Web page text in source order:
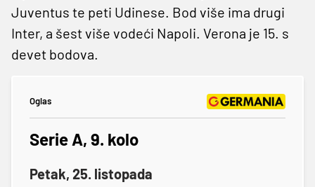
Juventus te peti Udinese. Bod više ima drugi
Inter, a šest više vodeći Napoli. Verona je 15. s
devet bodova.
Oglas
Serie A, 9. kolo
Petak, 25. listopada